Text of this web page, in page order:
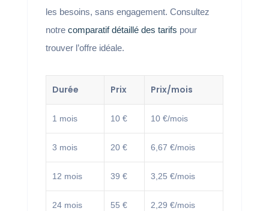
les besoins, sans engagement. Consultez
notre comparatif détaillé des tarifs pour
trouver l’offre idéale.
Durée Prix Prix/mois
1 mois 10 € 10 €/mois
3 mois 20 € 6,67 €/mois
12 mois 39 € 3,25 €/mois
24 mois 55 € 2,29 €/mois